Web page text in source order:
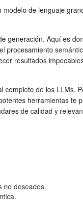
de lenguaje
generación. Aquí es
resultados
completo de los LLMs.
herramientas te
de calidad y
no deseados.